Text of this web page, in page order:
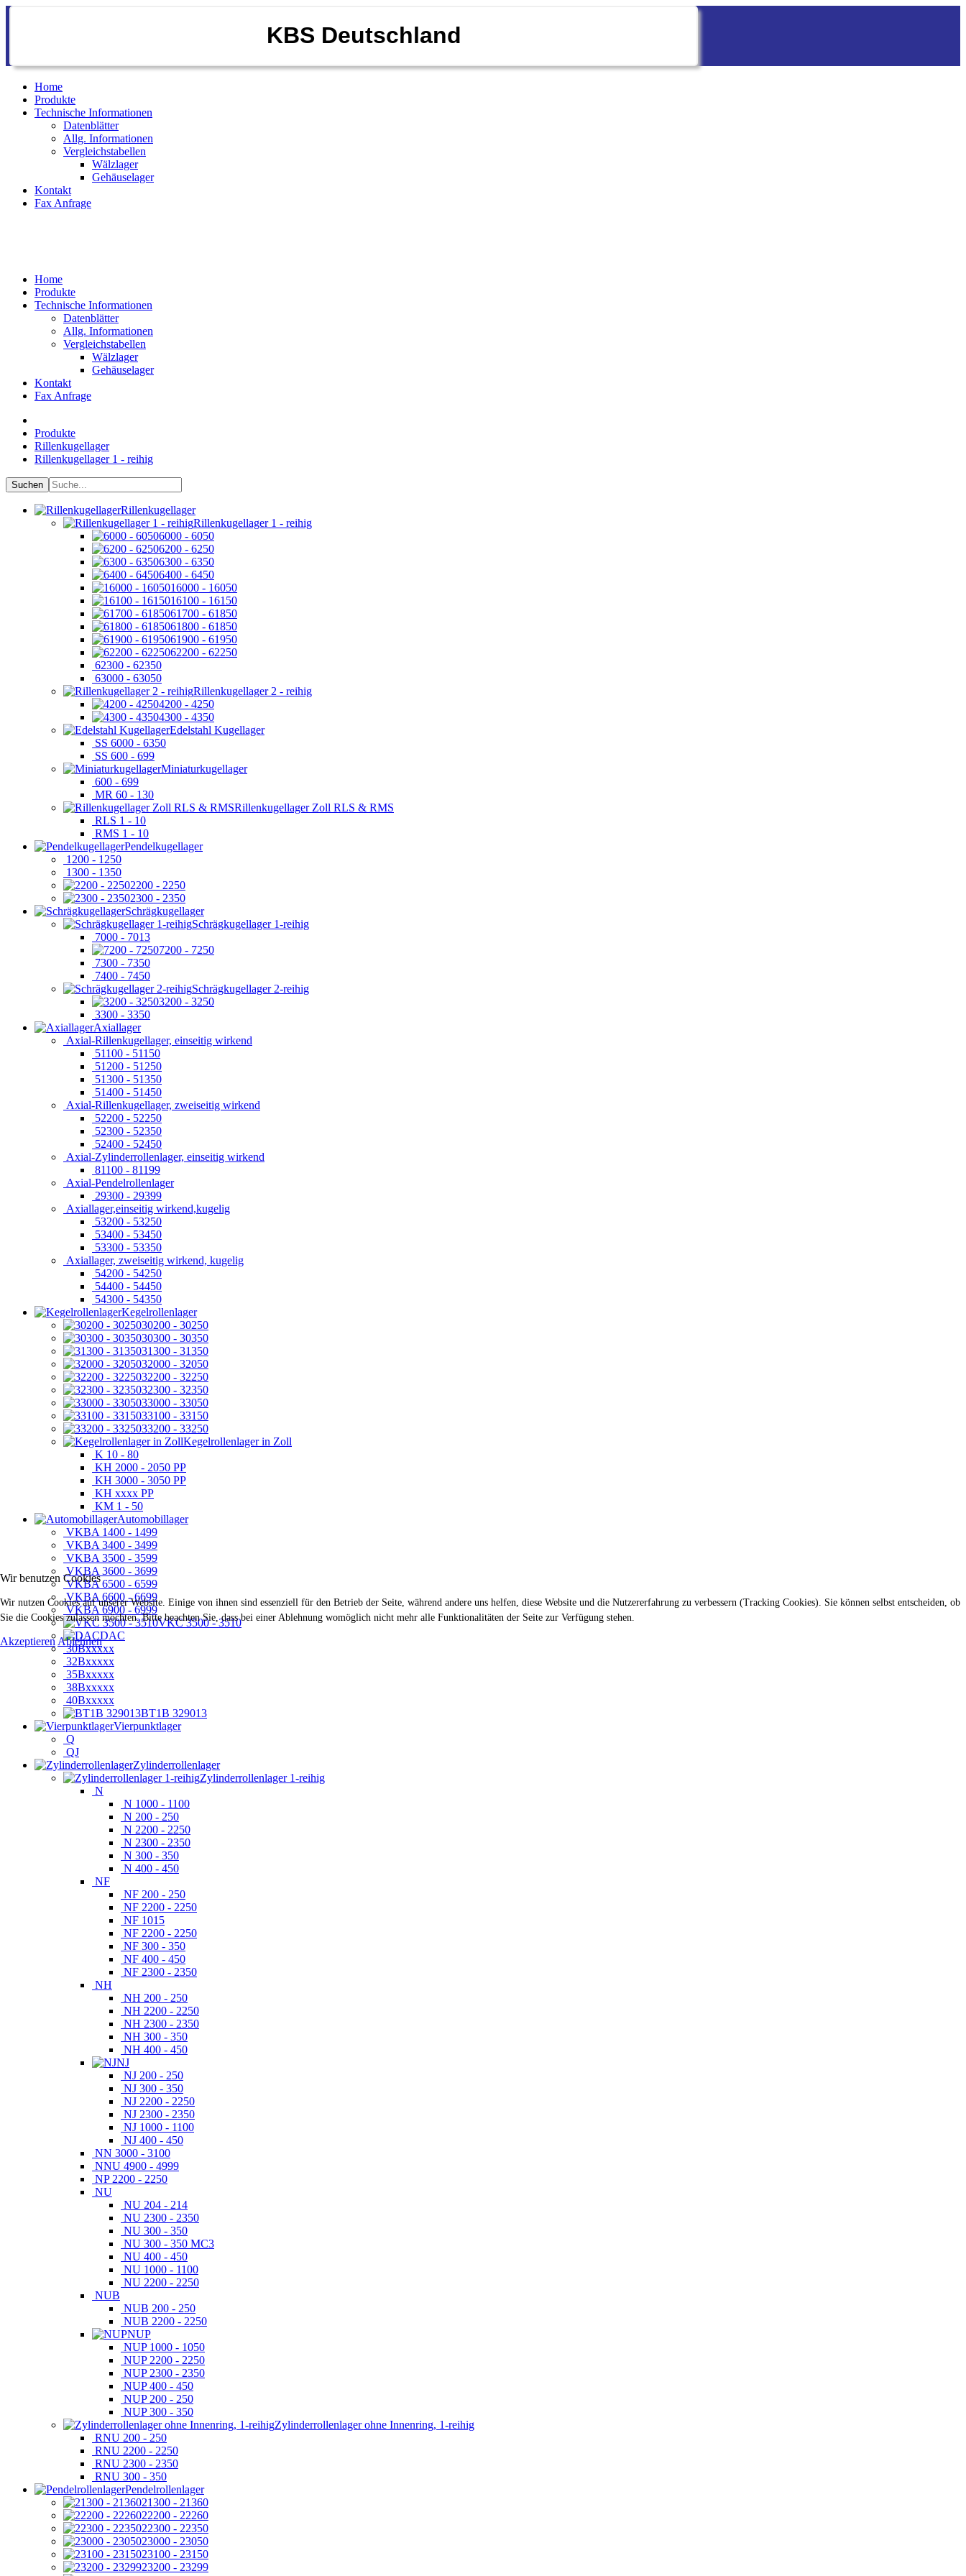
KBS Deutschland
Home
Produkte
Technische Informationen
Datenblätter
Allg. Informationen
Vergleichstabellen
Wälzlager
Gehäuselager
Kontakt
Fax Anfrage
Home
Produkte
Technische Informationen
Datenblätter
Allg. Informationen
Vergleichstabellen
Wälzlager
Gehäuselager
Kontakt
Fax Anfrage
Produkte
Rillenkugellager
Rillenkugellager 1 - reihig
Rillenkugellager
Rillenkugellager 1 - reihig
6000 - 6050
6200 - 6250
6300 - 6350
6400 - 6450
16000 - 16050
16100 - 16150
61700 - 61850
61800 - 61850
61900 - 61950
62200 - 62250
62300 - 62350
63000 - 63050
Rillenkugellager 2 - reihig
4200 - 4250
4300 - 4350
Edelstahl Kugellager
SS 6000 - 6350
SS 600 - 699
Miniaturkugellager
600 - 699
MR 60 - 130
Rillenkugellager Zoll RLS & RMS
RLS 1 - 10
RMS 1 - 10
Pendelkugellager
1200 - 1250
1300 - 1350
2200 - 2250
2300 - 2350
Schrägkugellager
Schrägkugellager 1-reihig
7000 - 7013
7200 - 7250
7300 - 7350
7400 - 7450
Schrägkugellager 2-reihig
3200 - 3250
3300 - 3350
Axiallager
Axial-Rillenkugellager, einseitig wirkend
51100 - 51150
51200 - 51250
51300 - 51350
51400 - 51450
Axial-Rillenkugellager, zweiseitig wirkend
52200 - 52250
52300 - 52350
52400 - 52450
Axial-Zylinderrollenlager, einseitig wirkend
81100 - 81199
Axial-Pendelrollenlager
29300 - 29399
Axiallager,einseitig wirkend,kugelig
53200 - 53250
53400 - 53450
53300 - 53350
Axiallager, zweiseitig wirkend, kugelig
54200 - 54250
54400 - 54450
54300 - 54350
Kegelrollenlager
30200 - 30250
30300 - 30350
31300 - 31350
32000 - 32050
32200 - 32250
32300 - 32350
33000 - 33050
33100 - 33150
33200 - 33250
Kegelrollenlager in Zoll
K 10 - 80
KH 2000 - 2050 PP
KH 3000 - 3050 PP
KH xxxx PP
KM 1 - 50
Automobillager
VKBA 1400 - 1499
VKBA 3400 - 3499
VKBA 3500 - 3599
VKBA 3600 - 3699
VKBA 6500 - 6599
VKBA 6600 - 6699
VKBA 6900 - 6999
VKC 3500 - 3510
DAC
30Bxxxxx
32Bxxxxx
35Bxxxxx
38Bxxxxx
40Bxxxxx
BT1B 329013
Vierpunktlager
Q
QJ
Zylinderrollenlager
Zylinderrollenlager 1-reihig
N
N 1000 - 1100
N 200 - 250
N 2200 - 2250
N 2300 - 2350
N 300 - 350
N 400 - 450
NF
NF 200 - 250
NF 2200 - 2250
NF 1015
NF 2200 - 2250
NF 300 - 350
NF 400 - 450
NF 2300 - 2350
NH
NH 200 - 250
NH 2200 - 2250
NH 2300 - 2350
NH 300 - 350
NH 400 - 450
NJ
NJ 200 - 250
NJ 300 - 350
NJ 2200 - 2250
NJ 2300 - 2350
NJ 1000 - 1100
NJ 400 - 450
NN 3000 - 3100
NNU 4900 - 4999
NP 2200 - 2250
NU
NU 204 - 214
NU 2300 - 2350
NU 300 - 350
NU 300 - 350 MC3
NU 400 - 450
NU 1000 - 1100
NU 2200 - 2250
NUB
NUB 200 - 250
NUB 2200 - 2250
NUP
NUP 1000 - 1050
NUP 2200 - 2250
NUP 2300 - 2350
NUP 400 - 450
NUP 200 - 250
NUP 300 - 350
Zylinderrollenlager ohne Innenring, 1-reihig
RNU 200 - 250
RNU 2200 - 2250
RNU 2300 - 2350
RNU 300 - 350
Pendelrollenlager
21300 - 21360
22200 - 22260
22300 - 22350
23000 - 23050
23100 - 23150
23200 - 23299
Wir benutzen Cookies
Wir nutzen Cookies auf unserer Website. Einige von ihnen sind essenziell für den Betrieb der Seite, während andere uns helfen, diese Website und die Nutzererfahrung zu verbessern (Tracking Cookies). Sie können selbst entscheiden, ob
Sie die Cookies zulassen möchten. Bitte beachten Sie, dass bei einer Ablehnung womöglich nicht mehr alle Funktionalitäten der Seite zur Verfügung stehen.
Akzeptieren Ablehnen